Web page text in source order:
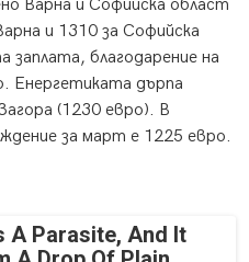
Варна и Софийска област
и 1310 за Софийска
благодарение на
Енергетиката дърпа
(1230 евро). В
за март е 1225 евро.
A Parasite, And It